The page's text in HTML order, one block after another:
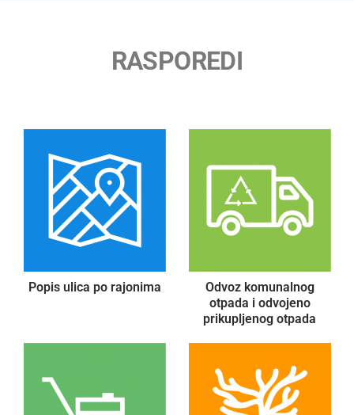
RASPOREDI
Popis ulica po rajonima
Odvoz komunalnog
otpada i odvojeno
prikupljenog otpada